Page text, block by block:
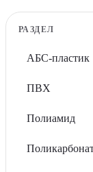
РАЗДЕЛ
АБС-пластик
ПВХ
Полиамид